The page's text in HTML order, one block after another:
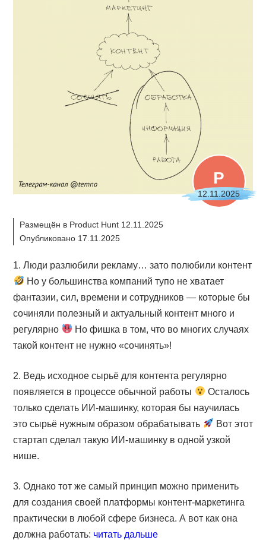
P
12.11.2025
Размещён в Product Hunt 12.11.2025
Опубликовано 17.11.2025
1. Люди разлюбили рекламу… зато полюбили контент
Но у большинства компаний тупо не хватает
фантазии, сил, времени и сотрудников — которые бы
сочиняли полезный и актуальный контент много и
регулярно
Но фишка в том, что во многих случаях
такой контент не нужно «сочинять»!
2. Ведь исходное сырьё для контента регулярно
появляется в процессе обычной работы
Осталось
только сделать ИИ-машинку, которая бы научилась
это сырьё нужным образом обрабатывать
Вот этот
стартап сделал такую ИИ-машинку в одной узкой
нише.
3. Однако тот же самый принцип можно применить
для создания своей платформы контент-маркетинга
практически в любой сфере бизнеса. А вот как она
должна работать: читать дальше